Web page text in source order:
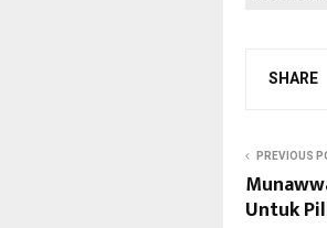
SHARE
PREVIOUS
Untuk